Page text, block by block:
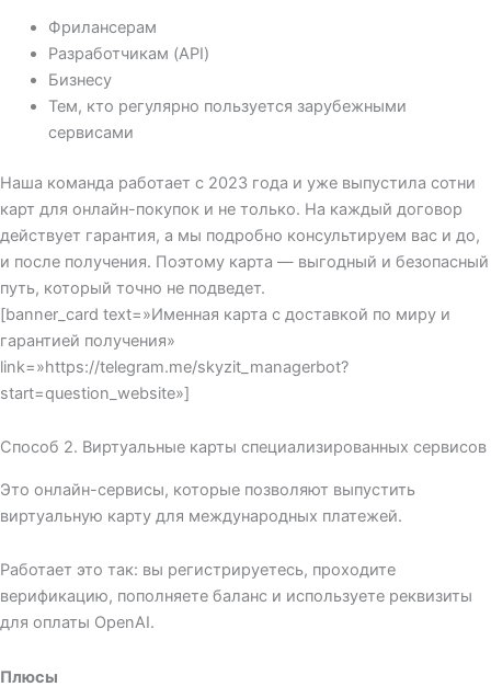
Фрилансерам
Разработчикам (API)
Бизнесу
Тем, кто регулярно пользуется зарубежными
сервисами
Наша команда работает с 2023 года и уже выпустила сотни
карт для онлайн-покупок и не только. На каждый договор
действует гарантия, а мы подробно консультируем вас и до,
и после получения. Поэтому карта — выгодный и безопасный
путь, который точно не подведет.
[banner_card text=»Именная карта с доставкой по миру и
гарантией получения»
link=»https://telegram.me/skyzit_managerbot?
start=question_website»]
Способ 2. Виртуальные карты специализированных сервисов
Это онлайн-сервисы, которые позволяют выпустить
виртуальную карту для международных платежей.
Работает это так: вы регистрируетесь, проходите
верификацию, пополняете баланс и используете реквизиты
для оплаты OpenAI.
Плюсы